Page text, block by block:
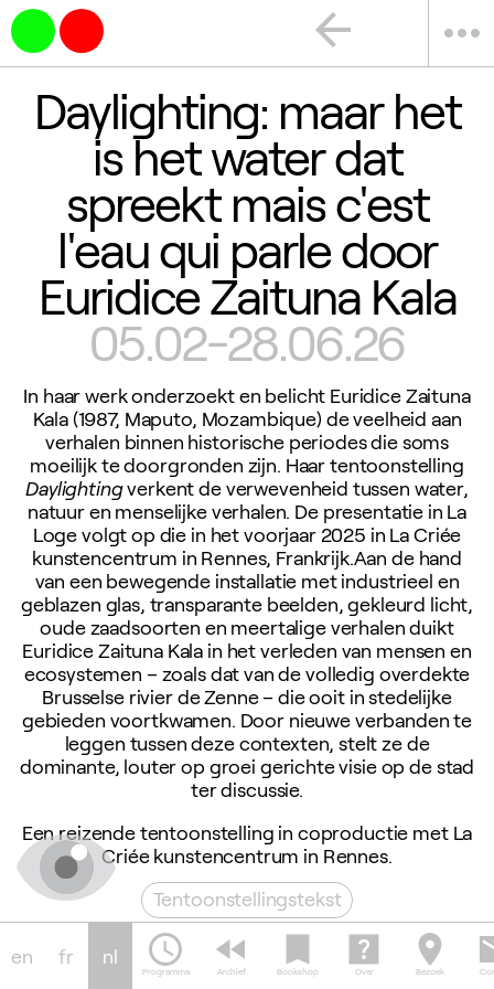
more_horiz
arrow_back
Daylighting: maar het
is het water dat
spreekt mais c'est
l'eau qui parle door
Euridice Zaituna Kala
05.02-28.06.26
In haar werk onderzoekt en belicht Euridice Zaituna
Kala (1987, Maputo, Mozambique) de veelheid aan
verhalen binnen historische periodes die soms
moeilijk te doorgronden zijn. Haar tentoonstelling
Daylightingverkent de verwevenheid tussen water,
natuur en menselijke verhalen. De presentatie in La
Loge volgt op die in het voorjaar 2025 in La Criée
kunstencentrum in Rennes, Frankrijk.Aan de hand
van een bewegende installatie met industrieel en
geblazen glas, transparante beelden, gekleurd licht,
oude zaadsoorten en meertalige verhalen duikt
Euridice Zaituna Kala in het verleden van mensen en
ecosystemen – zoals dat van de volledig overdekte
Brusselse rivier de Zenne – die ooit in stedelijke
gebieden voortkwamen. Door nieuwe verbanden te
leggen tussen deze contexten, stelt ze de
dominante, louter op groei gerichte visie op de stad
ter discussie.
Een reizende tentoonstelling in coproductie met La
Criée kunstencentrum in Rennes.
Tentoonstellingstekst
is
Over Daylighting door
en fr nl schedule
Programma
fast_rewind
Archief
bookmark
Bookshop
help_center
Over
location_on
Bezoek